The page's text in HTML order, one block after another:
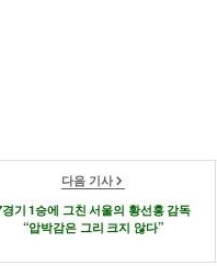
다음 기사
기 1승에 그친 서울의 황선홍 감독
“압박감은 그리 크지 않다”